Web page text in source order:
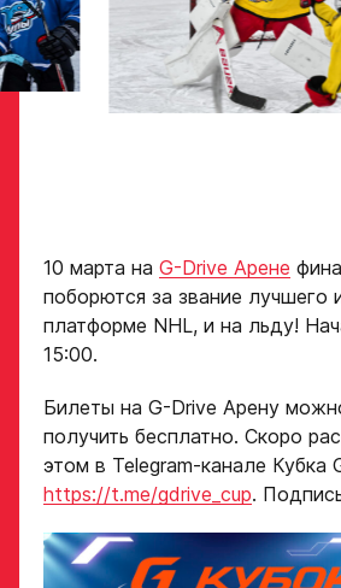
10 марта на G-Drive Арене
поборются за звание лучшего
платформе NHL, и на льду!
15:00.
Билеты на G-Drive Арену
получить бесплатно. Скоро
этом в Telegram-канале Кубка
https://t.me/gdrive_cup.
попадает в базу
скаутского отдела
Академии «Авангард»
В случае положительного